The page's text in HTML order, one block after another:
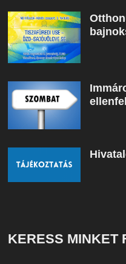
KERESS MINKET